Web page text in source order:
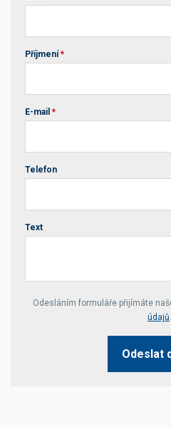
Příjmení *
E-mail *
Telefon
Text
Your website *
Odesláním formuláře přijímáte
údajů.
Odeslat